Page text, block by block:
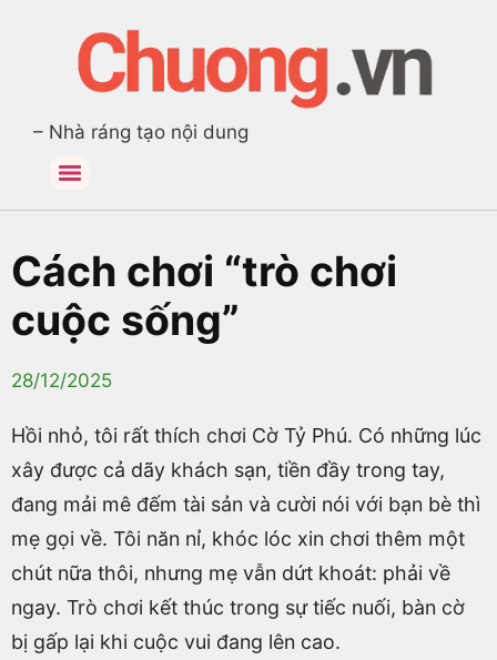
– Nhà ráng tạo nội dung
Cách chơi “trò chơi
cuộc sống”
28/12/2025
Hồi nhỏ, tôi rất thích chơi Cờ Tỷ Phú. Có những lúc
xây được cả dãy khách sạn, tiền đầy trong tay,
đang mải mê đếm tài sản và cười nói với bạn bè thì
mẹ gọi về. Tôi năn nỉ, khóc lóc xin chơi thêm một
chút nữa thôi, nhưng mẹ vẫn dứt khoát: phải về
ngay. Trò chơi kết thúc trong sự tiếc nuối, bàn cờ
bị gấp lại khi cuộc vui đang lên cao.